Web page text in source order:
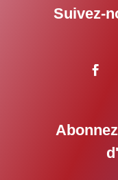
Suivez-